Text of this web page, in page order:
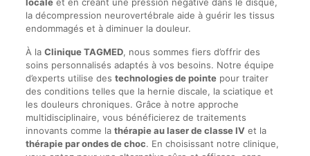
la décompression neurovertébrale aide à guérir les tissus
endommagés et à diminuer la douleur.
À la Clinique TAGMED, nous sommes fiers d’offrir des
soins personnalisés adaptés à vos besoins. Notre équipe
d’experts utilise des technologies de pointepour traiter
des conditions telles que la hernie discale, la sciatique et
les douleurs chroniques. Grâce à notre approche
multidisciplinaire, vous bénéficierez de traitements
innovants comme la thérapie au laser de classe IVet la
thérapie par ondes de choc. En choisissant notre clinique,